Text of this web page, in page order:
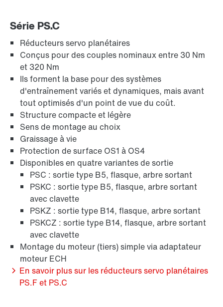
Série PS.C
Réducteurs servo planétaires
Conçus pour des couples nominaux entre 30 Nm
et 320 Nm
Ils forment la base pour des systèmes
d'entraînement variés et dynamiques, mais avant
tout optimisés d'un point de vue du coût.
Structure compacte et légère
Sens de montage au choix
Graissage à vie
Protection de surface OS1 à OS4
Disponibles en quatre variantes de sortie
PSC : sortie type B5, flasque, arbre sortant
PSKC : sortie type B5, flasque, arbre sortant
avec clavette
PSKZ : sortie type B14, flasque, arbre sortant
PSKCZ : sortie type B14, flasque, arbre sortant
avec clavette
Montage du moteur (tiers) simple via adaptateur
moteur ECH
En savoir plus sur les réducteurs servo planétaires
PS.F et PS.C